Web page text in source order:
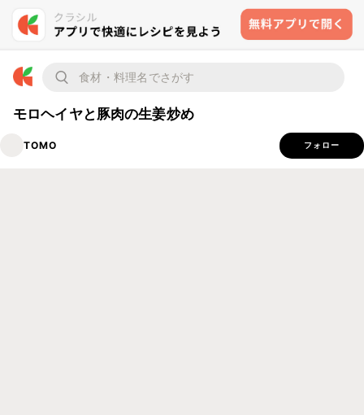
モロヘイヤと豚肉の生姜炒め
TOMO フォロー